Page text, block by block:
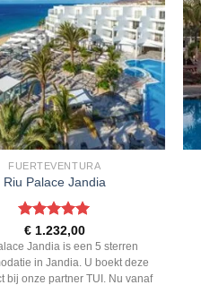
FUERTEVENTURA
Riu Palace Jandia
Gewaardeerd
5 uit 5
€1.232,00
Jandia is een 5 sterren
in Jandia. U boekt deze
bij onze partner TUI. Nu vanaf